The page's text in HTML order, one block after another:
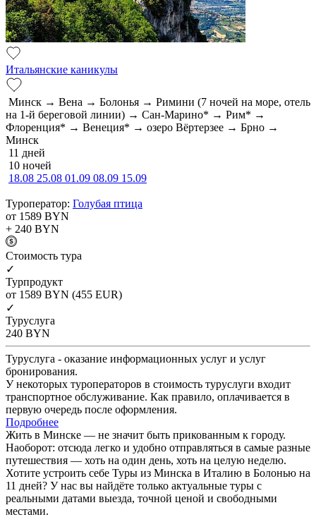
Итальянские каникулы
Минск → Вена → Болонья → Римини (7 ночей на море, отель
на 1-й береговой линии) → Сан-Марино* → Рим* →
Флоренция* → Венеция* → озеро Вёртерзее → Брно →
Минск
11 дней
10 ночей
18.08 25.08 01.09 08.09 15.09
Туроператор: Голубая птица
от 1589 BYN
+ 240 BYN
Cтоимость тура
✓
Турпродукт
от 1589 BYN (455 EUR)
✓
Туруслуга
240 BYN
Туруслуга - оказание информационных услуг и услуг
бронирования.
У некоторых туроператоров в стоимость туруслуги входит
транспортное обслуживание. Как правило, оплачивается в
первую очередь после оформления.
Подробнее
Жить в Минске — не значит быть прикованным к городу.
Наоборот: отсюда легко и удобно отправляться в самые разные
путешествия — хоть на один день, хоть на целую неделю.
Хотите устроить себе Туры из Минска в Италию в Болонью на
11 дней? У нас вы найдёте только актуальные туры с
реальными датами выезда, точной ценой и свободными
местами.